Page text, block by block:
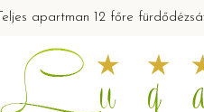
apartman 12 főre